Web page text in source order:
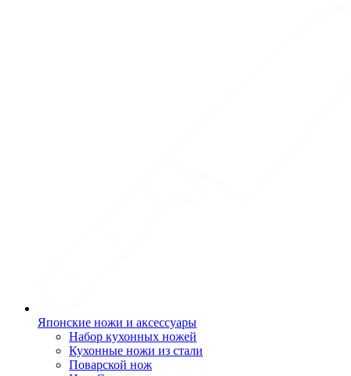
Японские ножи и аксессуары
Набор кухонных ножей
Кухонные ножи из стали
Поварской нож